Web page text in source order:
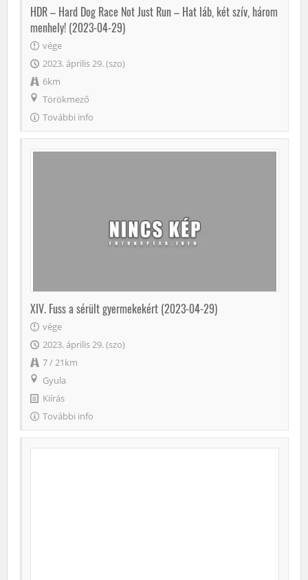
HDR – Hard Dog Race Not Just Run – Hat láb, két szív, három
menhely! (2023-04-29)
vége
2023. április 29. (szo)
6km
Törökmező
További info
XIV. Fuss a sérült gyermekekért (2023-04-29)
vége
2023. április 29. (szo)
7 / 21km
Gyula
Kiírás
További info